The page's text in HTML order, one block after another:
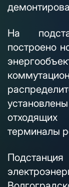
На
построено
терминалы